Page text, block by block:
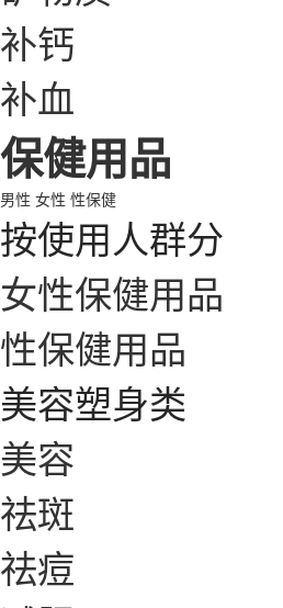
补钙
补血
保健用品
男性 女性 性保健
按使用人群分
女性保健用品
性保健用品
美容塑身类
美容
祛斑
祛痘